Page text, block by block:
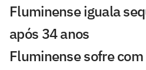
Fluminense iguala
após 34 anos
Fluminense sofre